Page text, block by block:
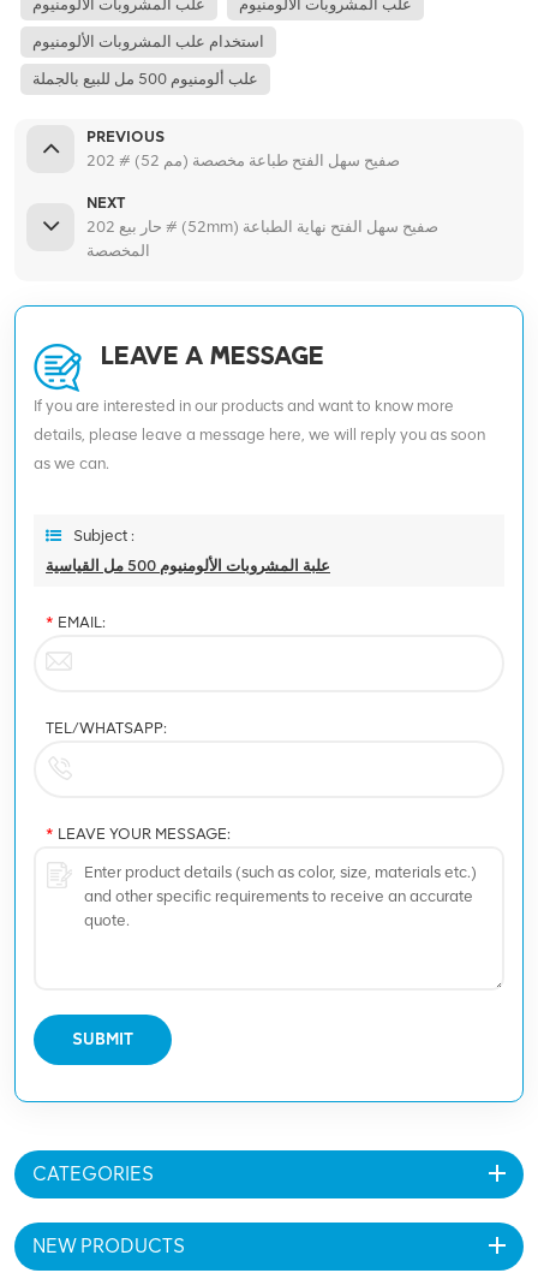
علب المشروبات الألومنيوم علب المشروبات الألومنيوم
استخدام علب المشروبات الألومنيوم
علب ألومنيوم 500 مل للبيع بالجملة
PREVIOUS
202 # (52 مم) صفيح سهل الفتح طباعة مخصصة
NEXT
حار بيع 202 # (52mm) صفيح سهل الفتح نهاية الطباعة
المخصصة
LEAVE A MESSAGE
If you are interested in our products and want to know more
details, please leave a message here, we will reply you as soon
as we can.
Subject :
علبة المشروبات الألومنيوم 500 مل القياسية
* EMAIL:
TEL/WHATSAPP:
* LEAVE YOUR MESSAGE:
SUBMIT
CATEGORIES
NEW PRODUCTS